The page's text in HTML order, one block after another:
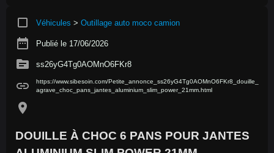
crop_square Véhicules > Outillage auto moco camion
date_range Publié le 17/06/2026
source ss26yG4Tg0AOMnO6FKr8
link
https://www.sibesoin.com/Petite_annonce_ss26yG4Tg0AOMnO6FKr8_douille_
agrave_choc_pans_jantes_aluminium_slim_power_21mm.html
location_on
DOUILLE À CHOC 6 PANS POUR JANTES